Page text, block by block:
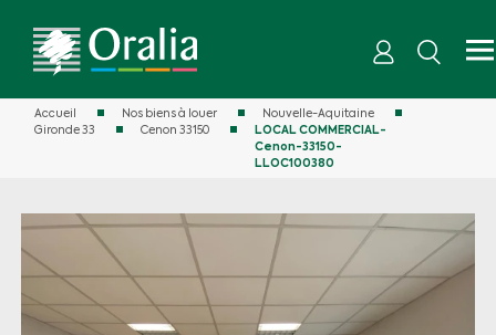
Accueil Nos biens à louer
Nouvelle-Aquitaine
Gironde 33
Cenon 33150
LOCAL COMMERCIAL-
Cenon-33150-
LLOC100380